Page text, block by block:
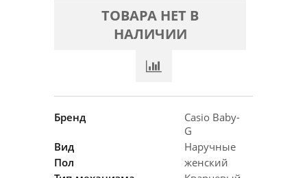
ТОВАРА НЕТ В
НАЛИЧИИ
Бренд
Casio Baby-
G
Вид
Наручные
Пол
женский